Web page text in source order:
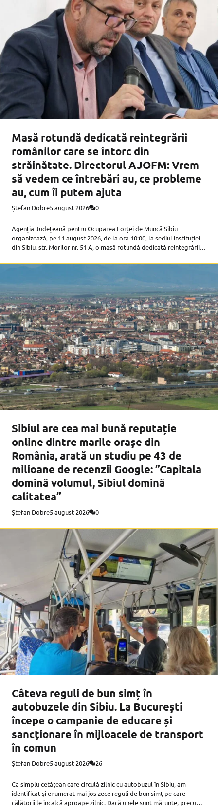
Masă rotundă dedicată reintegrării
românilor care se întorc din
străinătate. Directorul AJOFM: Vrem
să vedem ce întrebări au, ce probleme
au, cum îi putem ajuta
Ștefan Dobre5 august 2026 0
Agenția Județeană pentru Ocuparea Forței de Muncă Sibiu
organizează, pe 11 august 2026, de la ora 10:00, la sediul instituției
din Sibiu, str. Morilor nr. 51 A, o masă rotundă dedicată reintegrării
Sibiul are cea mai bună reputație
online dintre marile orașe din
România, arată un studiu pe 43 de
milioane de recenzii Google: ”Capitala
domină volumul, Sibiul domină
calitatea”
Ștefan Dobre5 august 2026 0
Câteva reguli de bun simț în
autobuzele din Sibiu. La București
începe o campanie de educare și
sancționare în mijloacele de transport
în comun
Ștefan Dobre5 august 2026 26
Ca simplu cetățean care circulă zilnic cu autobuzul în Sibiu, am
identificat și enumerat mai jos zece reguli de bun simț pe care
călătorii le încalcă aproape zilnic. Dacă unele sunt mărunte, precum